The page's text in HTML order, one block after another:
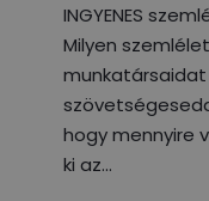
INGYENES
Milyen
hogy mennyire
ki az